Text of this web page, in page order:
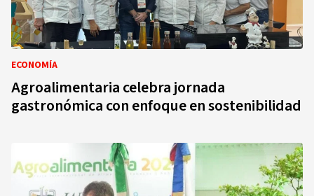
ECONOMÍA
Agroalimentaria celebra jornada
gastronómica con enfoque en sostenibilidad